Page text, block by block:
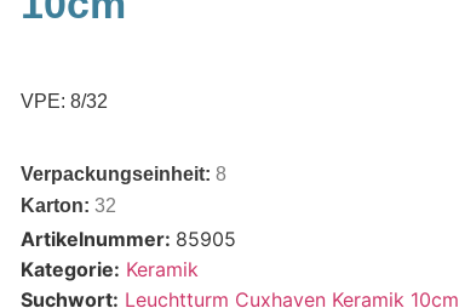
VPE: 8/32
Verpackungseinheit:8
Karton:32
Artikelnummer: 85905
Kategorie: Keramik
Suchwort: Leuchtturm Cuxhaven Keramik 10cm